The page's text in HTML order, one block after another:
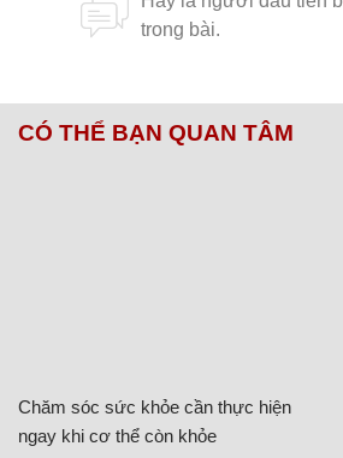
CÓ THỂ BẠN QUAN TÂM
Chăm sóc sức khỏe cần thực hiện
ngay khi cơ thể còn khỏe